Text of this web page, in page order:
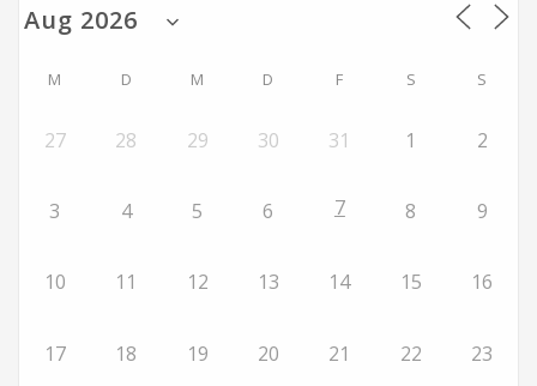
M D M D F S S
27 28 29 30 31 1 2
3 4 5 6 7 8 9
10 11 12 13 14 15 16
17 18 19 20 21 22 23